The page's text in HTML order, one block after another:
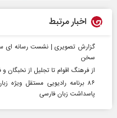
اخبار مرتبط
گزارش تصویری | نشست رسانه ای
سخن
از فرهنگ اقوام تا تجلیل از نخبگان
۸۶ برنامه رادیویی مستقل
پاسداشت زبان فارسی